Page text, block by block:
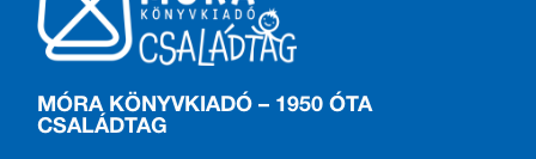
MÓRA KÖNYVKIADÓ – 1950 ÓTA
CSALÁDTAG